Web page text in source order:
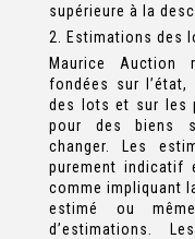
supérieure à la
2. Estimations des
Maurice Auction
fondées sur
des lots et sur les
pour des biens
changer. Les
purement indicatif
comme impliquant
estimé ou
d’estimations.